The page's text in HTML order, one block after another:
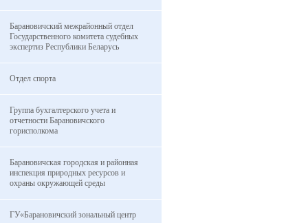
Барановичский межрайонный отдел
Государственного комитета судебных
экспертиз Республики Беларусь
Отдел спорта
Группа бухгалтерского учета и
отчетности Барановичского
горисполкома
Барановичская городская и районная
инспекция природных ресурсов и
охраны окружающей среды
ГУ«Барановичский зональный центр